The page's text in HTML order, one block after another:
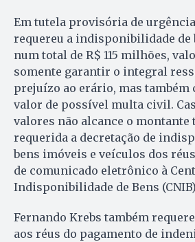
Em tutela provisória de
requereu a indisponibilidade de
num total de R$ 115 milhões,
somente garantir o integral
prejuízo ao erário, mas também
valor de possível multa civil.
valores não alcance o montante
requerida a decretação de
bens imóveis e veículos dos
de comunicado eletrônico à
Indisponibilidade de Bens
Fernando Krebs também
aos réus do pagamento de